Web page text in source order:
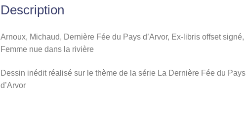
offset
Femme
nue
la
Description
Arnoux, Michaud, Dernière Fée du Pays d’Arvor, Ex-libris offset signé,
Femme nue dans la rivière
Dessin inédit réalisé sur le thème de la série La Dernière Fée du Pays
d’Arvor